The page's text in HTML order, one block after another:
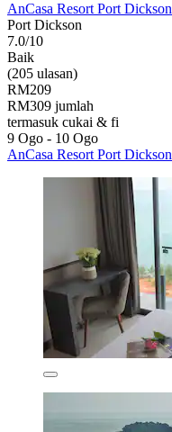
AnCasa Resort Port Dickson
Port Dickson
7.0/10
Baik
(205 ulasan)
RM209
RM309 jumlah
termasuk cukai & fi
9 Ogo - 10 Ogo
AnCasa Resort Port Dickson